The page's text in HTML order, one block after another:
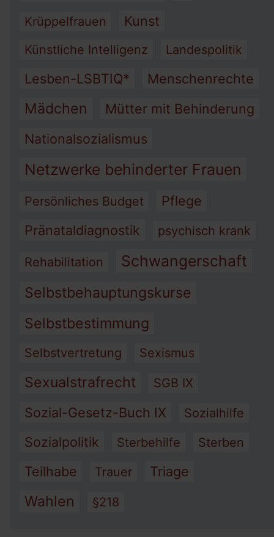
Krüppelfrauen Kunst
Künstliche Intelligenz Landespolitik
Lesben-LSBTIQ* Menschenrechte
Mädchen
Mütter mit Behinderung
Nationalsozialismus
Netzwerke behinderter Frauen
Persönliches Budget
Pflege
Pränataldiagnostik
psychisch krank
Rehabilitation Schwangerschaft
Selbstbehauptungskurse
Selbstbestimmung
Selbstvertretung Sexismus
Sexualstrafrecht SGB IX
Sozial-Gesetz-Buch IX Sozialhilfe
Sozialpolitik Sterbehilfe Sterben
Teilhabe Trauer Triage
Wahlen §218